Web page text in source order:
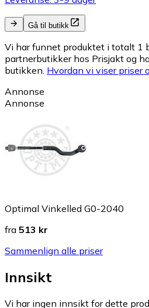
Gå til butikk
Vi har funnet produktet i totalt 1
partnerbutikker hos Prisjakt og
butikken. Hvordan vi viser priser
Annonse
Annonse
Optimal Vinkelled G0-2040
fra 513 kr
Sammenlign alle priser
Innsikt
Vi har ingen innsikt for dette